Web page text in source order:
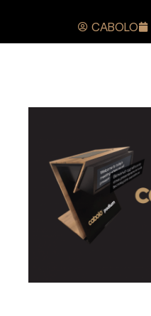
CABOLO